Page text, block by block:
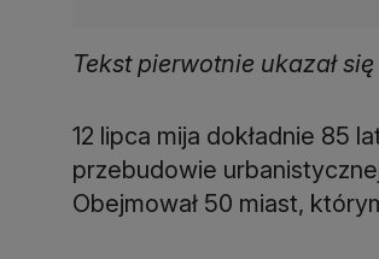
Tekst pierwotnie ukazał
12 lipca mija dokładnie 85
przebudowie
Obejmował 50 miast,